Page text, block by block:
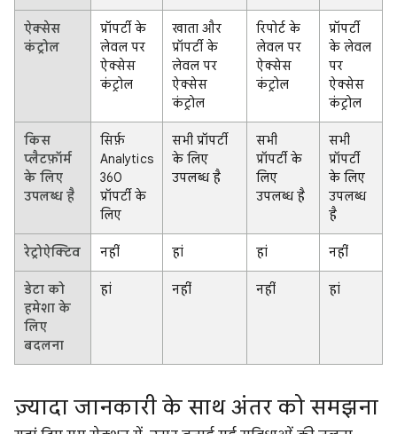
ऐक्सेस
कंट्रोल
प्रॉपर्टी के
लेवल पर
ऐक्सेस
कंट्रोल
खाता और
प्रॉपर्टी के
लेवल पर
ऐक्सेस
कंट्रोल
रिपोर्ट के
लेवल पर
ऐक्सेस
कंट्रोल
प्रॉपर्टी
के लेवल
पर
ऐक्सेस
कंट्रोल
किस
प्लैटफ़ॉर्म
के लिए
उपलब्ध है
सिर्फ़
Analytics
360
प्रॉपर्टी के
लिए
सभी प्रॉपर्टी
के लिए
उपलब्ध है
सभी
प्रॉपर्टी के
लिए
उपलब्ध है
सभी
प्रॉपर्टी
के लिए
उपलब्ध
है
रेट्रोऐक्टिव नहीं हां हां नहीं
डेटा को
हमेशा के
लिए
बदलना
हां नहीं नहीं हां
ज़्यादा जानकारी के साथ अंतर को समझना